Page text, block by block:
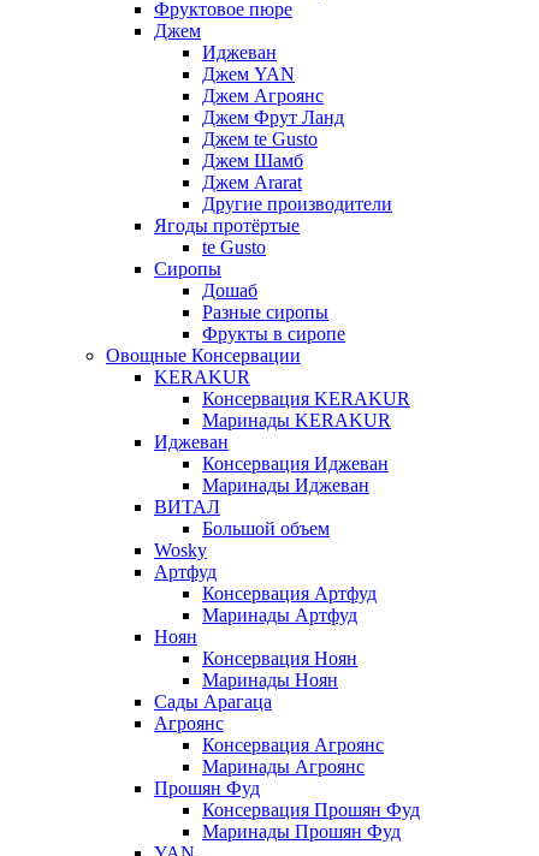
Фруктовое пюре
Джем
Иджеван
Джем YAN
Джем Агроянс
Джем Фрут Ланд
Джем te Gusto
Джем Шамб
Джем Ararat
Другие производители
Ягоды протёртые
te Gusto
Сиропы
Дошаб
Разные сиропы
Фрукты в сиропе
Овощные Консервации
KERAKUR
Консервация KERAKUR
Маринады KERAKUR
Иджеван
Консервация Иджеван
Маринады Иджеван
ВИТАЛ
Большой объем
Wosky
Артфуд
Консервация Артфуд
Маринады Артфуд
Ноян
Консервация Ноян
Маринады Ноян
Сады Арагаца
Агроянс
Консервация Агроянс
Маринады Агроянс
Прошян Фуд
Консервация Прошян Фуд
Маринады Прошян Фуд